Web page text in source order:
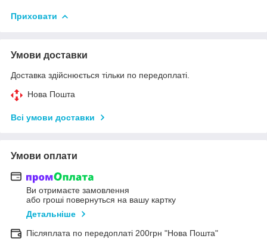
Приховати
Умови доставки
Доставка здійснюється тільки по передоплаті.
Нова Пошта
Всі умови доставки
Умови оплати
Ви отримаєте замовлення
або гроші повернуться на вашу картку
Детальніше
Післяплата по передоплаті 200грн "Нова Пошта"